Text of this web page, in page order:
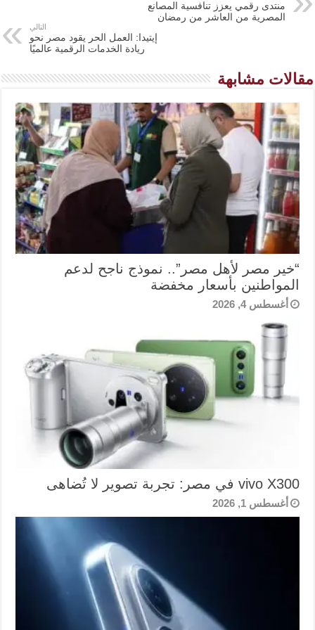
منتدى رقمي يعزز تنافسية المصانع
المصرية من العاشر من رمضان
التالي
إيتيدا: العمل الحر يقود مصر نحو
ريادة الخدمات الرقمية عالميًا
مقالات مشابهة
“خير مصر لأهل مصر”.. نموذج ناجح لدعم
المواطنين بأسعار مخفضة
أغسطس 4, 2026
vivo X300 في مصر: تجربة تصوير لا تُضاهى
أغسطس 1, 2026